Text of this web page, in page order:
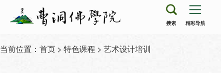
搜索 精彩导航
当前位置： 首页 > 特色课程 > 艺术设计培训